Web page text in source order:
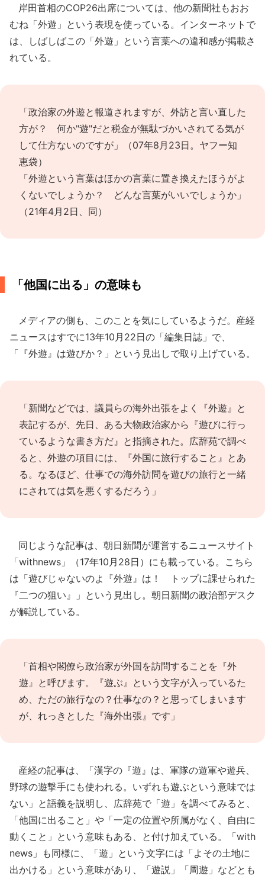
岸田首相のCOP26出席については、他の新聞社もおお
むね「外遊」という表現を使っている。インターネットで
は、しばしばこの「外遊」という言葉への違和感が掲載さ
れている。
「政治家の外遊と報道されますが、外訪と言い直した
方が？ 何か"遊"だと税金が無駄づかいされてる気が
して仕方ないのですが」（07年8月23日。ヤフー知
恵袋）
「外遊という言葉はほかの言葉に置き換えたほうがよ
くないでしょうか？ どんな言葉がいいでしょうか」
（21年4月2日、同）
「他国に出る」の意味も
メディアの側も、このことを気にしているようだ。産経
ニュースはすでに13年10月22日の「編集日誌」で、
「『外遊』は遊びか？」という見出しで取り上げている。
「新聞などでは、議員らの海外出張をよく『外遊』と
表記するが、先日、ある大物政治家から『遊びに行っ
ているような書き方だ』と指摘された。広辞苑で調べ
ると、外遊の項目には、『外国に旅行すること』とあ
る。なるほど、仕事での海外訪問を遊びの旅行と一緒
にされては気を悪くするだろう」
同じような記事は、朝日新聞が運営するニュースサイト
「withnews」（17年10月28日）にも載っている。こちら
は「遊びじゃないのよ『外遊』は！ トップに課せられた
『二つの狙い』」という見出し。朝日新聞の政治部デスク
が解説している。
「首相や閣僚ら政治家が外国を訪問することを『外
遊』と呼びます。『遊ぶ』という文字が入っているた
め、ただの旅行なの？仕事なの？と思ってしまいます
が、れっきとした『海外出張』です」
産経の記事は、「漢字の『遊』は、軍隊の遊軍や遊兵、
野球の遊撃手にも使われる。いずれも遊ぶという意味では
ない」と語義を説明し、広辞苑で「遊」を調べてみると、
「他国に出ること」や「一定の位置や所属がなく、自由に
動くこと」という意味もある、と付け加えている。「with
news」も同様に、「遊」という文字には「よその土地に
出かける」という意味があり、「遊説」「周遊」などとも